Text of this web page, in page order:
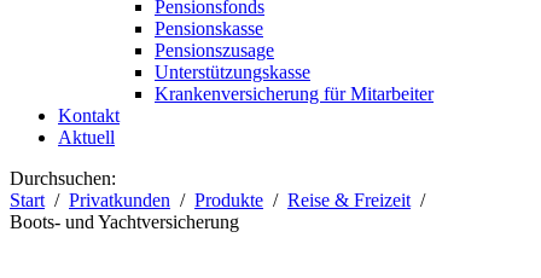
Pensionsfonds
Pensionskasse
Pensionszusage
Unterstützungskasse
Krankenversicherung für Mitarbeiter
Kontakt
Aktuell
Durchsuchen:
Start
Privatkunden Produkte
Reise & Freizeit
Boots- und Yachtversicherung